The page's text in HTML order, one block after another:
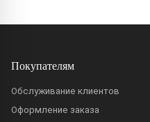
Покупателям
Обслуживание клиентов
Оформление заказа